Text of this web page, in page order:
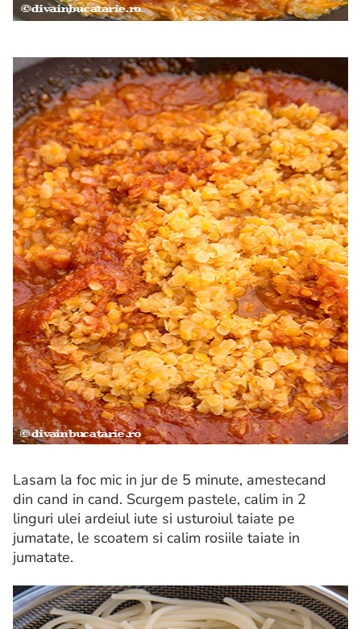
Lasam la foc mic in jur de 5 minute, amestecand
din cand in cand. Scurgem pastele, calim in 2
linguri ulei ardeiul iute si usturoiul taiate pe
jumatate, le scoatem si calim rosiile taiate in
jumatate.